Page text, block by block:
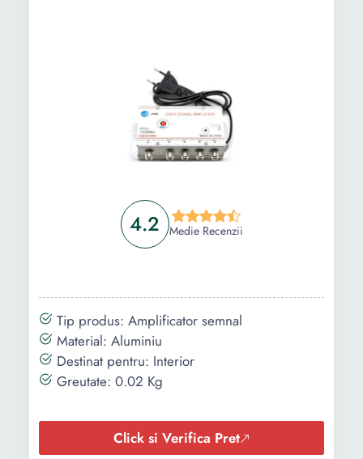
4.2 Medie Recenzii
Tip produs: Amplificator semnal
Material: Aluminiu
Destinat pentru: Interior
Greutate: 0.02 Kg
Click si Verifica Pret